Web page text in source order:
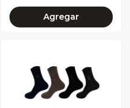
Agregar